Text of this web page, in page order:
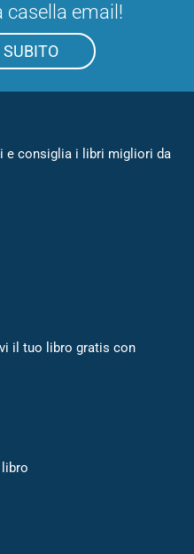
casella email!
e consiglia i libri migliori da
il tuo libro gratis con